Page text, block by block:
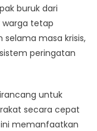
Bencana
di
Manado
buruk dari
warga tetap
masa krisis,
peringatan
untuk
secara cepat
memanfaatkan